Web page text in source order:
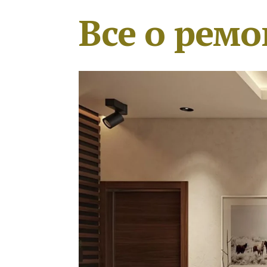
Все о